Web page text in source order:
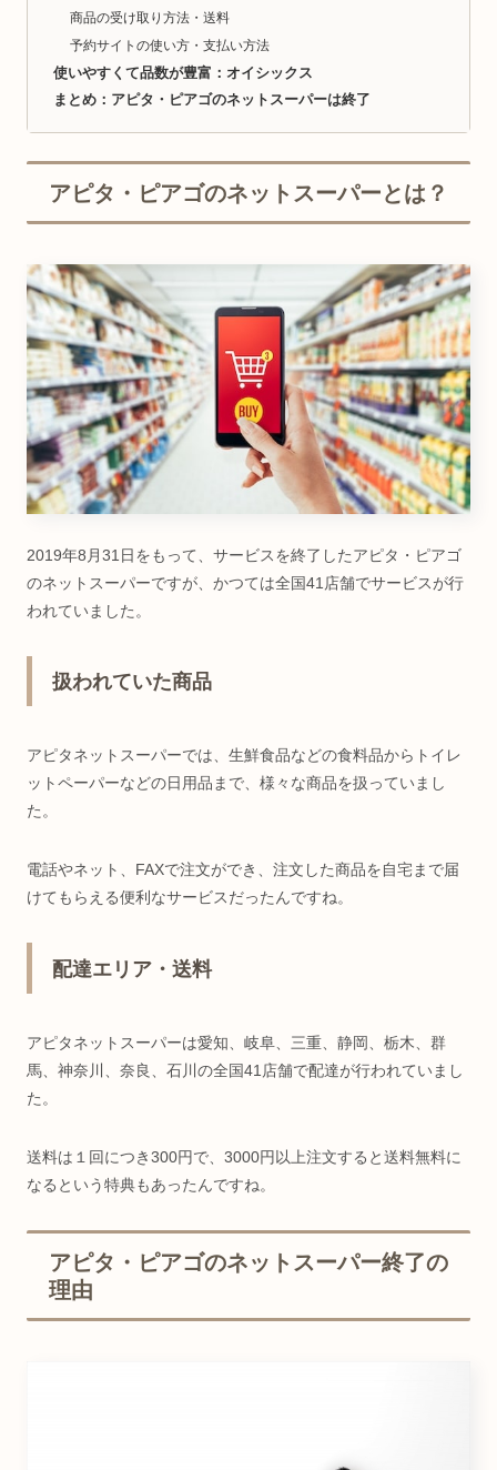
商品の受け取り方法・送料
予約サイトの使い方・支払い方法
使いやすくて品数が豊富：オイシックス
まとめ：アピタ・ピアゴのネットスーパーは終了
アピタ・ピアゴのネットスーパーとは？
2019年8月31日をもって、サービスを終了したアピタ・ピアゴ
のネットスーパーですが、かつては全国41店舗でサービスが行
われていました。
扱われていた商品
アピタネットスーパーでは、生鮮食品などの食料品からトイレ
ットペーパーなどの日用品まで、様々な商品を扱っていまし
た。
電話やネット、FAXで注文ができ、注文した商品を自宅まで届
けてもらえる便利なサービスだったんですね。
配達エリア・送料
アピタネットスーパーは愛知、岐阜、三重、静岡、栃木、群
馬、神奈川、奈良、石川の全国41店舗で配達が行われていまし
た。
送料は１回につき300円で、3000円以上注文すると送料無料に
なるという特典もあったんですね。
アピタ・ピアゴのネットスーパー終了の
理由